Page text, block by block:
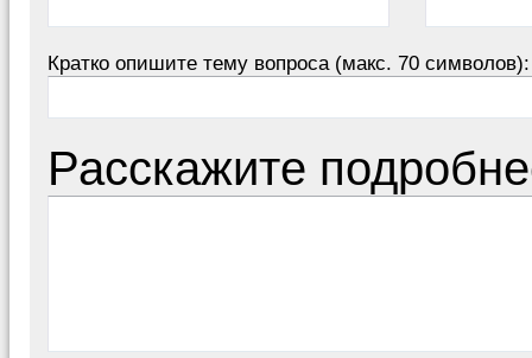
Кратко опишите тему вопроса (макс. 70 символов):
Расскажите